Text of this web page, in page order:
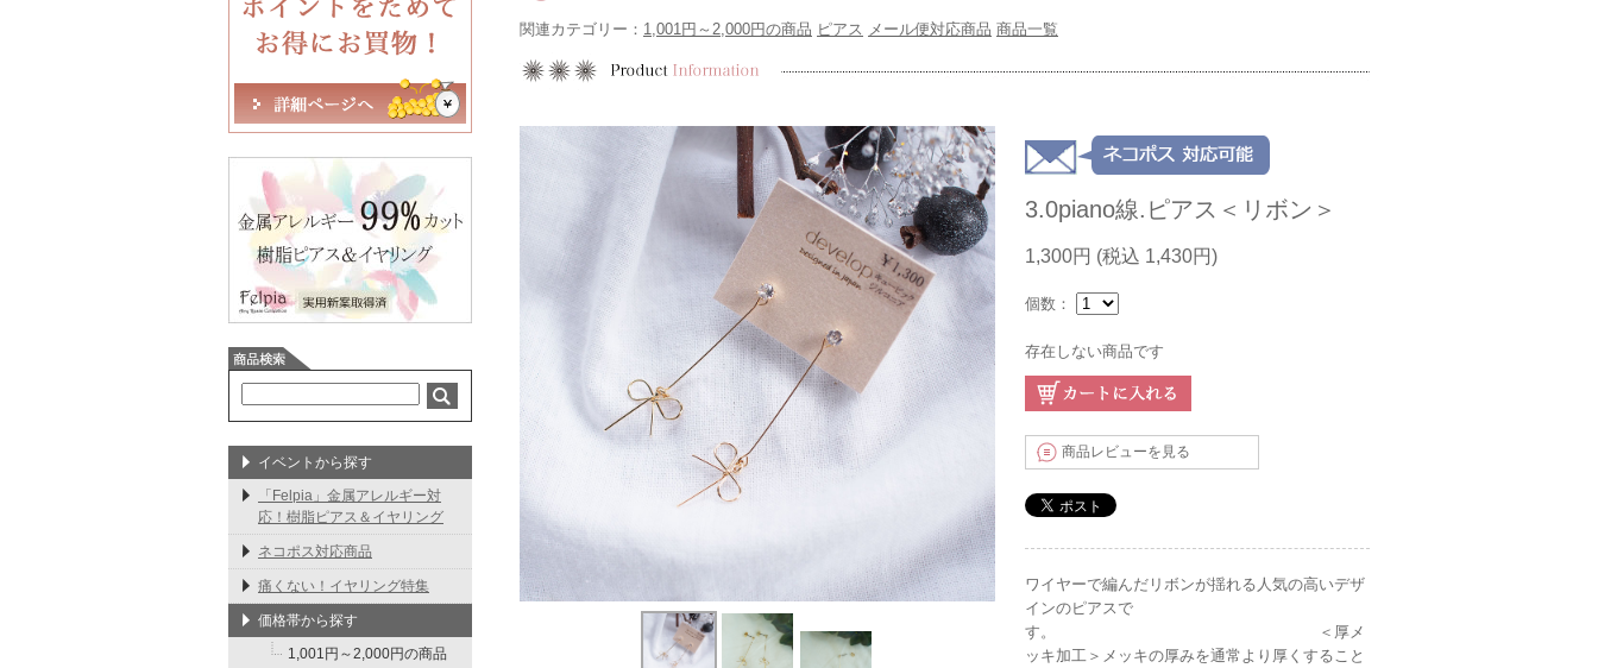
関連カテゴリー： 1,001円～2,000円の商品 ピアス メール便対応商品 商品一覧
3.0piano線.ピアス＜リボン＞
1,300円 (税込 1,430円)
個数：
存在しない商品です
商品レビューを見る
ワイヤーで編んだリボンが揺れる人気の高いデザ
インのピアスで
す。 ＜厚メ
ッキ加工＞メッキの厚みを通常より厚くすること
イベントから探す
「Felpia」金属アレルギー対
応！樹脂ピアス＆イヤリング
ネコポス対応商品
痛くない！イヤリング特集
価格帯から探す
1,001円～2,000円の商品